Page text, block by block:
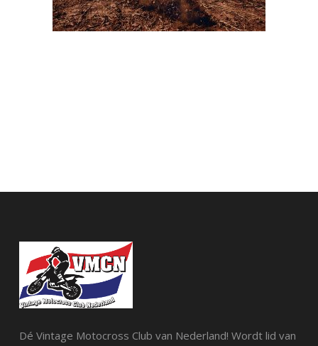
Dé Vintage Motocross Club van Nederland! Wordt lid van